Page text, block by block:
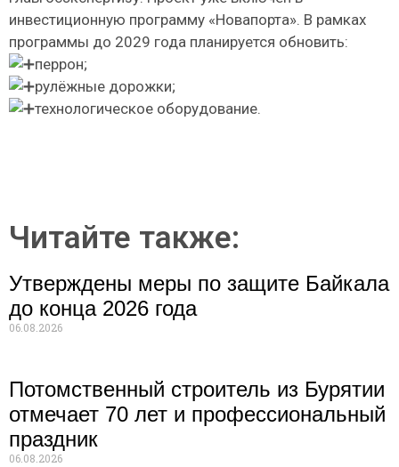
инвестиционную программу «Новапорта». В рамках
программы до 2029 года планируется обновить:
перрон;
рулёжные дорожки;
технологическое оборудование.
Читайте также:
Утверждены меры по защите Байкала
до конца 2026 года
06.08.2026
Потомственный строитель из Бурятии
отмечает 70 лет и профессиональный
праздник
06.08.2026